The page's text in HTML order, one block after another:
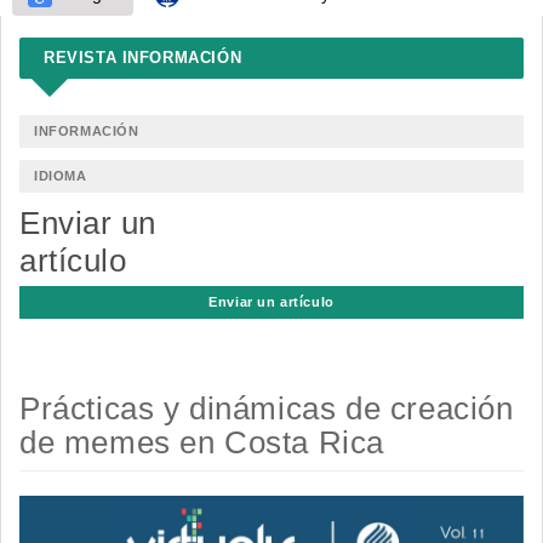
REVISTA INFORMACIÓN
INFORMACIÓN
IDIOMA
Enviar un
artículo
Enviar un artículo
Prácticas y dinámicas de creación
de memes en Costa Rica